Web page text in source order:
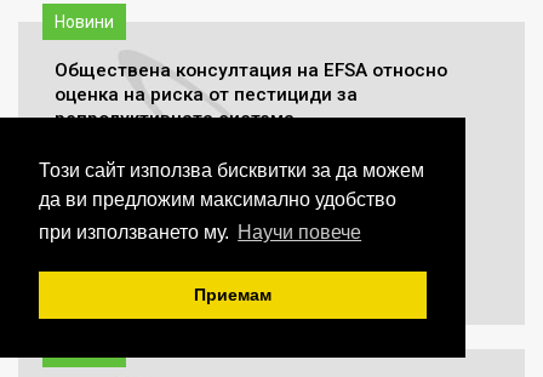
Този сайт използва бисквитки за да можем
да ви предложим максимално удобство
при използването му. Научи повече
Приемам
Новини
Обществена консултация на EFSA относно
оценка на риска от пестициди за
репродуктивната система
14-01-2026